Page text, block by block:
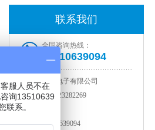
联系我们
全国咨询热线：
13510639094
深圳市智成电子有限公司
电话：0755-23282269
传真：
手机：13510639094
服人员不在
询13510639
联系。